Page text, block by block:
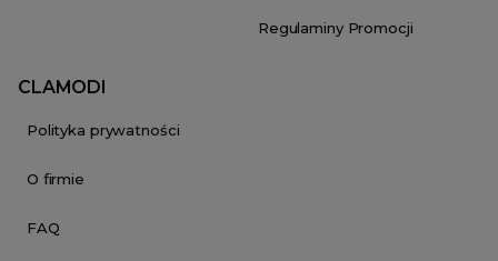
Regulaminy Promocji
CLAMODI
Polityka prywatności
O firmie
FAQ